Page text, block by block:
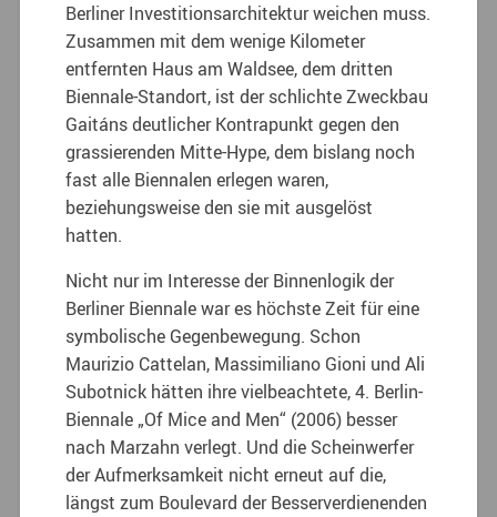
Berliner Investitionsarchitektur weichen muss.
Zusammen mit dem wenige Kilometer
entfernten Haus am Waldsee, dem dritten
Biennale-Standort, ist der schlichte Zweckbau
Gaitáns deutlicher Kontrapunkt gegen den
grassierenden Mitte-Hype, dem bislang noch
fast alle Biennalen erlegen waren,
beziehungsweise den sie mit ausgelöst
hatten.
Nicht nur im Interesse der Binnenlogik der
Berliner Biennale war es höchste Zeit für eine
symbolische Gegenbewegung. Schon
Maurizio Cattelan, Massimiliano Gioni und Ali
Subotnick hätten ihre vielbeachtete, 4. Berlin-
Biennale „Of Mice and Men“ (2006) besser
nach Marzahn verlegt. Und die Scheinwerfer
der Aufmerksamkeit nicht erneut auf die,
längst zum Boulevard der Besserverdienenden